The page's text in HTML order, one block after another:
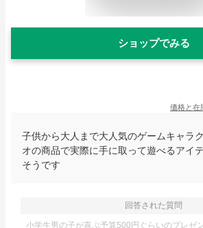
ショップでみる
価格と在
子供から大人まで大人気のゲームキャラ
オの商品で実際に手に取って遊べるアイ
そうです
回答された質問
小学生男の子が喜ぶ予算500円ぐらいのプレゼ